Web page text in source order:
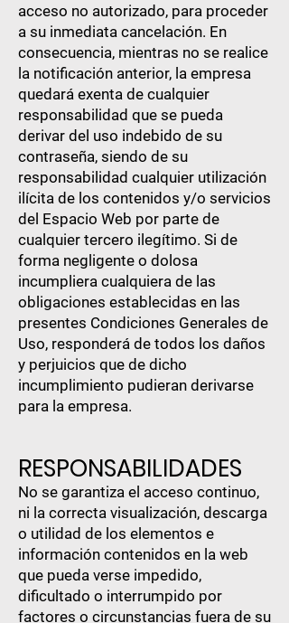
acceso no autorizado, para proceder
a su inmediata cancelación. En
consecuencia, mientras no se realice
la notificación anterior, la empresa
quedará exenta de cualquier
responsabilidad que se pueda
derivar del uso indebido de su
contraseña, siendo de su
responsabilidad cualquier utilización
ilícita de los contenidos y/o servicios
del Espacio Web por parte de
cualquier tercero ilegítimo. Si de
forma negligente o dolosa
incumpliera cualquiera de las
obligaciones establecidas en las
presentes Condiciones Generales de
Uso, responderá de todos los daños
y perjuicios que de dicho
incumplimiento pudieran derivarse
para la empresa.
RESPONSABILIDADES
No se garantiza el acceso continuo,
ni la correcta visualización, descarga
o utilidad de los elementos e
información contenidos en la web
que pueda verse impedido,
dificultado o interrumpido por
factores o circunstancias fuera de su